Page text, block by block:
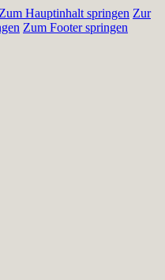
Zum Hauptinhalt springen Zur
Zum Footer springen